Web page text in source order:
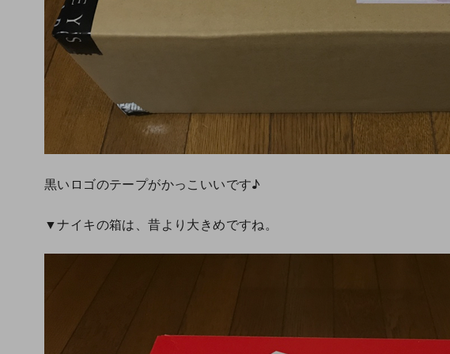
黒いロゴのテープがかっこいいです♪
▼ナイキの箱は、昔より大きめですね。